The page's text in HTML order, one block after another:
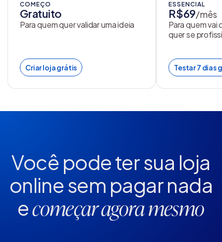
COMEÇO
Gratuito
Para quem quer validar uma ideia
Criar loja grátis
ESSENCIAL
R$69/mês
Para quem vai
quer se
Testar 7 dias
Você pode ter sua loja
onlinesem pagar nada
ecomeçar agora mesmo